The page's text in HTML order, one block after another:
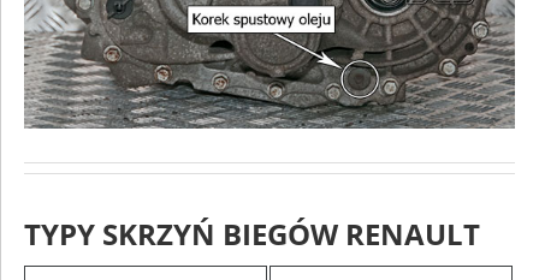
TYPY SKRZYŃ BIEGÓW RENAULT